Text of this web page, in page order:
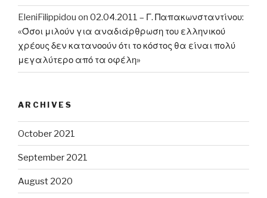
EleniFilippidou on 02.04.2011 – Γ. Παπακωνσταντίνου:
«Όσοι μιλούν για αναδιάρθρωση του ελληνικού
χρέους δεν κατανοούν ότι το κόστος θα είναι πολύ
μεγαλύτερο από τα οφέλη»
ARCHIVES
October 2021
September 2021
August 2020